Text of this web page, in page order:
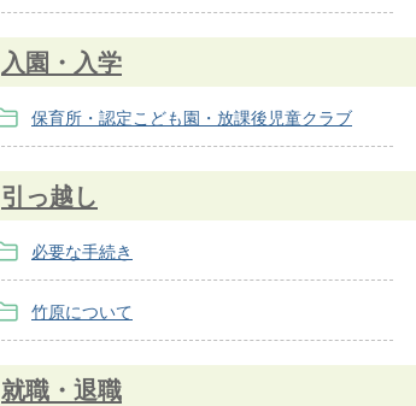
入園・入学
保育所・認定こども園・放課後児童クラブ
引っ越し
必要な手続き
竹原について
就職・退職